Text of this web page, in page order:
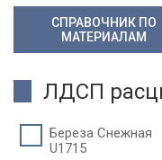
СПРАВОЧНИК ПО
МАТЕРИАЛАМ
ЛДСП
Береза Снежная
U1715